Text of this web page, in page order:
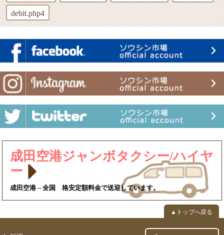
debit.php4
成田空港ジャンボタクシー/ハイヤ
ー
成田空港⇔全国 格安定額料金で送迎しています。
▲トップへ戻る